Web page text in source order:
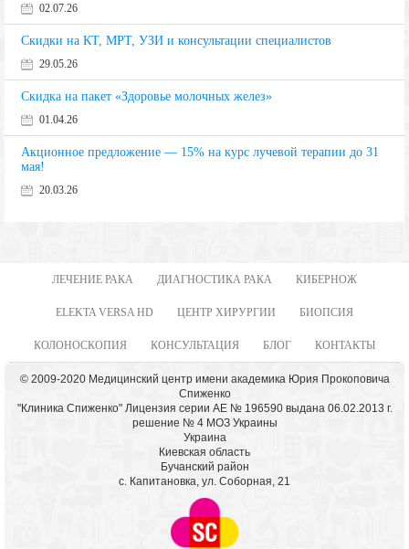
02.07.26
Скидки на КТ, МРТ, УЗИ и консультации специалистов
29.05.26
Скидка на пакет «Здоровье молочных желез»
01.04.26
Акционное предложение — 15% на курс лучевой терапии до 31
мая!
20.03.26
ЛЕЧЕНИЕ РАКА ДИАГНОСТИКА РАКА КИБЕРНОЖ
ELEKTA VERSA HD ЦЕНТР ХИРУРГИИ БИОПСИЯ
КОЛОНОСКОПИЯ КОНСУЛЬТАЦИЯ БЛОГ КОНТАКТЫ
© 2009-2020 Медицинский центр имени академика Юрия Прокоповича
Спиженко
"Клиника Спиженко" Лицензия серии АЕ № 196590 выдана 06.02.2013 г.
решение № 4 МОЗ Украины
Украина
Киевская область
Бучанский район
с. Капитановка, ул. Соборная, 21